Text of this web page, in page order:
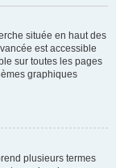
située en haut des
est accessible
sur toutes les pages
graphiques
plusieurs termes